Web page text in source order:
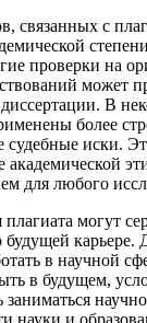
связанных с
проверки на
может
В
более
судебные иски.
для любого
могут
карьере.
в научной
в будущем,